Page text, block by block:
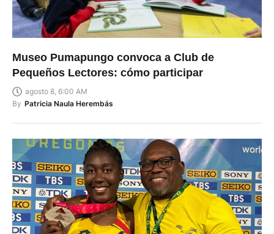
Museo Pumapungo convoca a Club de
Pequeños Lectores: cómo participar
agosto 8, 6:00 AM
By Patricia Naula Herembás